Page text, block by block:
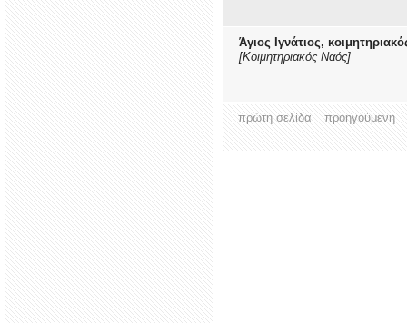
Άγιος Ιγνάτιος,
[Κοιμητηριακός Ναός]
πρώτη σελίδα προηγούμενη